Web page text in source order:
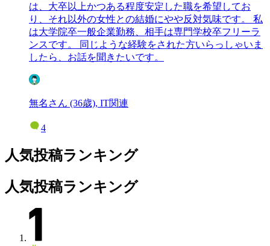
は、大卒以上かつある程度安定した職を希望してお
り、それ以外の女性との結婚にやや反対気味です。 私
は大学院卒一般企業勤務、相手は専門学校卒フリーラ
ンスです。 同じような経験をされた方いらっしゃいま
したら、お話を聞きたいです。
無名さん (36歳), IT関連
4
人気投稿ランキング
人気投稿ランキング